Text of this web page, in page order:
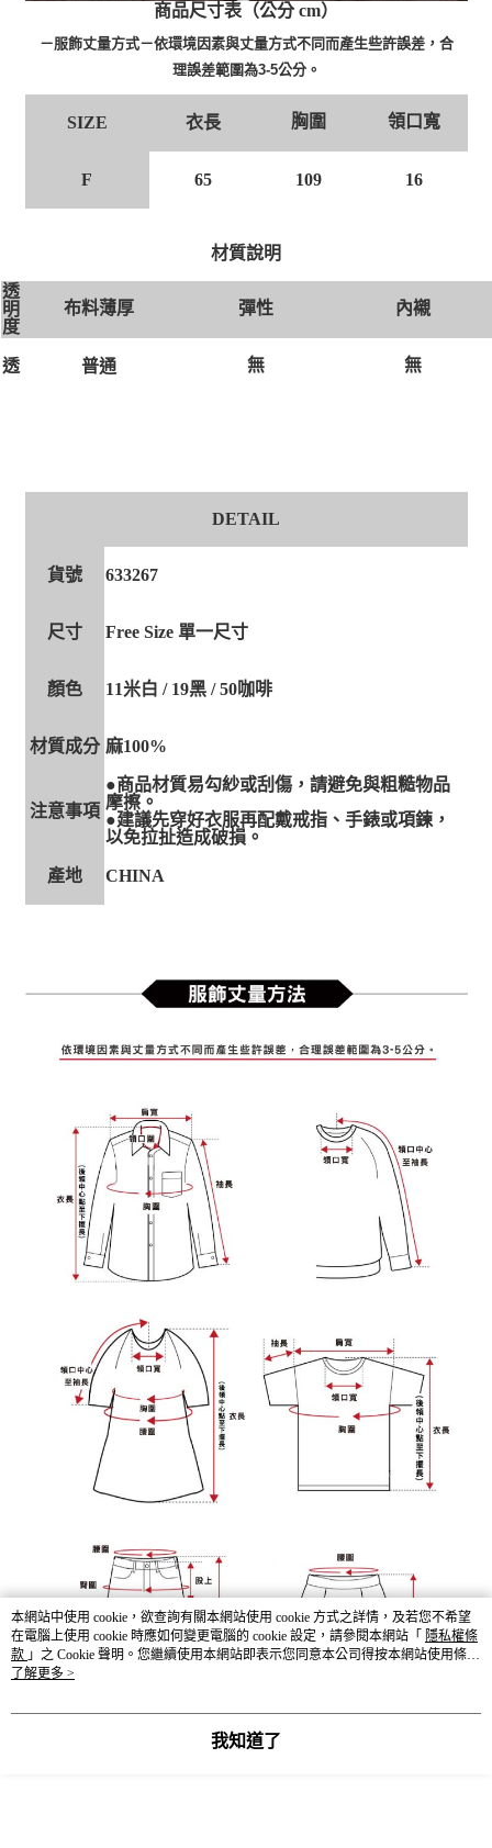
商品尺寸表（公分 cm）
－服飾丈量方式－依環境因素與丈量方式不同而產生些許誤差，合
理誤差範圍為3-5公分。
SIZE 衣長 胸圍 領口寬
F 65 109 16
材質說明
透
明
度
布料薄厚 彈性 內襯
透 普通 無 無
DETAIL
貨號 633267
尺寸 Free Size 單一尺寸
顏色 11米白 / 19黑 / 50咖啡
材質成分 麻100%
注意事項
●商品材質易勾紗或刮傷，請避免與粗糙物品
摩擦。
●建議先穿好衣服再配戴戒指、手錶或項鍊，
以免拉扯造成破損。
產地 CHINA
本網站中使用 cookie，欲查詢有關本網站使用 cookie 方式之詳情，及若您不希望
在電腦上使用 cookie 時應如何變更電腦的 cookie 設定，請參閱本網站「 隱私權條
款 」之 Cookie 聲明。您繼續使用本網站即表示您同意本公司得按本網站使用條款
之 Cookie 聲明使用 cookie。
了解更多 >
我知道了